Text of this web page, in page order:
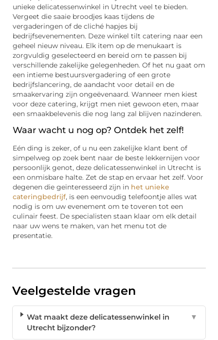
unieke delicatessenwinkel in Utrecht veel te bieden.
Vergeet die saaie broodjes kaas tijdens de
vergaderingen of de cliché hapjes bij
bedrijfsevenementen. Deze winkel tilt catering naar een
geheel nieuw niveau. Elk item op de menukaart is
zorgvuldig geselecteerd en bereid om te passen bij
verschillende zakelijke gelegenheden. Of het nu gaat om
een intieme bestuursvergadering of een grote
bedrijfslancering, de aandacht voor detail en de
smaakervaring zijn ongeëvenaard. Wanneer men kiest
voor deze catering, krijgt men niet gewoon eten, maar
een smaakbelevenis die nog lang zal blijven nazinderen.
Waar wacht u nog op? Ontdek het zelf!
Eén ding is zeker, of u nu een zakelijke klant bent of
simpelweg op zoek bent naar de beste lekkernijen voor
persoonlijk genot, deze delicatessenwinkel in Utrecht is
een onmisbare halte. Zet de stap en ervaar het zelf. Voor
degenen die geïnteresseerd zijn in het unieke
cateringbedrijf, is een eenvoudig telefoontje alles wat
nodig is om uw evenement om te toveren tot een
culinair feest. De specialisten staan klaar om elk detail
naar uw wens te maken, van het menu tot de
presentatie.
Veelgestelde vragen
Wat maakt deze delicatessenwinkel in
Utrecht bijzonder?
▼